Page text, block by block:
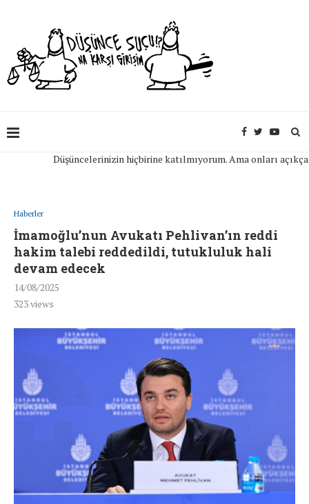
Düşüncelerinizin hiçbirine katılmıyorum. Ama onları açıkça
Haberler
İmamoğlu’nun Avukatı Pehlivan’ın reddi
hakim talebi reddedildi, tutukluluk hali
devam edecek
14/08/2025
323views